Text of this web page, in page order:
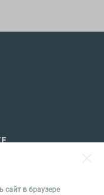
сайт в браузере